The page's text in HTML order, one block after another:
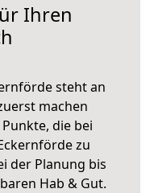
Ihren
steht an
machen
die bei
zu
der Planung bis
Hab & Gut.